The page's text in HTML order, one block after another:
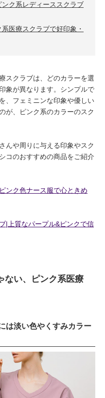
ク系レディーススクラブ
医療スクラブで好印象・
スクラブは、どのカラーを選
象が異なります。シンプルで
、フェミニンな印象や優しい
が、ピンク系のカラーのスク
んや周りに与える印象やスク
コのおすすめの商品をご紹介
ンク色ナース服で心ときめ
|上質なパープル&ピンクで信
ない、ピンク系医療
は淡い色やくすみカラー